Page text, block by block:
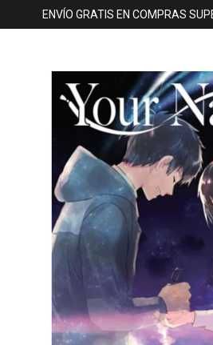
ENVÍO GRATIS EN COMPRAS